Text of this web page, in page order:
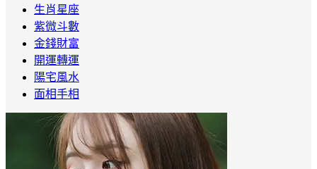
生肖星座
紫微斗數
金錢財富
開運轉運
陽宅風水
面相手相